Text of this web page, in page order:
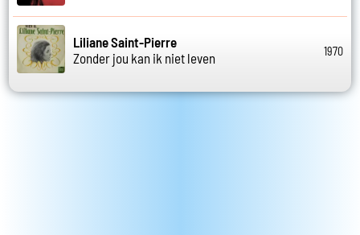
Liliane Saint-Pierre
Zonder jou kan ik niet leven
1970